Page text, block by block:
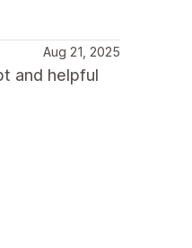
Aug 21, 2025
and helpful